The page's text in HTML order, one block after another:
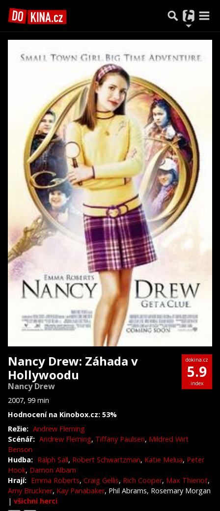
Nancy Drew: Záhada v
Hollywoodu
Nancy Drew
2007, 99 min
Hodnocení na Kinobox.cz: 53%
dokina.cz
5.9
index
Režie: Andrew Fleming
Scénář: Andrew Fleming, Tiffany Paulsen, Mildred Wirt
Benson
Hudba: Ralph Sall, Robert Schwartzman, Katie Melua, Peter
Hook, Damon Albarn
Hrají: Emma Roberts, Craig Gellis, Rich Cooper, Max Thieriot,
Amy Bruckner, Kay Panabaker, Phil Abrams, Rosemary Morgan
| všichni herci